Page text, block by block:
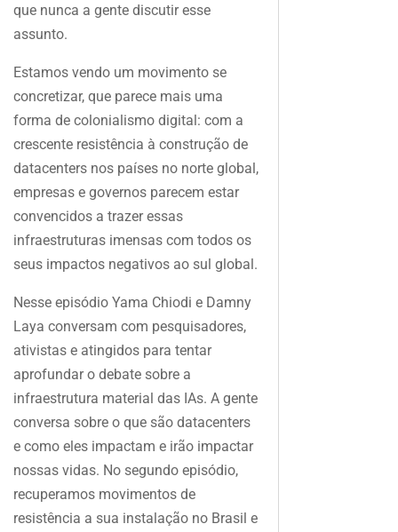
que nunca a gente discutir esse
assunto.
Estamos vendo um movimento se
concretizar, que parece mais uma
forma de colonialismo digital: com a
crescente resistência à construção de
datacenters nos países no norte global,
empresas e governos parecem estar
convencidos a trazer essas
infraestruturas imensas com todos os
seus impactos negativos ao sul global.
Nesse episódio Yama Chiodi e Damny
Laya conversam com pesquisadores,
ativistas e atingidos para tentar
aprofundar o debate sobre a
infraestrutura material das IAs. A gente
conversa sobre o que são datacenters
e como eles impactam e irão impactar
nossas vidas. No segundo episódio,
recuperamos movimentos de
resistência a sua instalação no Brasil e